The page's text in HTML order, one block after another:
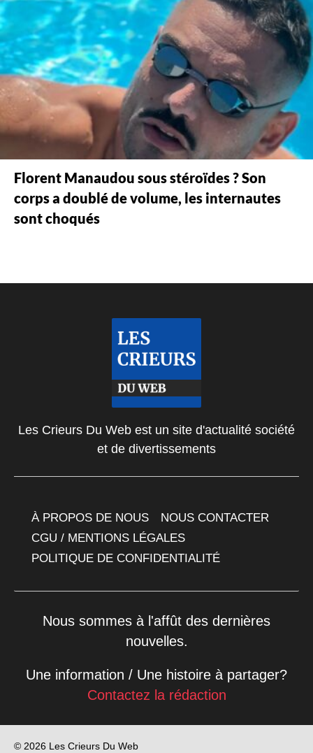
Florent Manaudou sous stéroïdes ? Son
corps a doublé de volume, les internautes
sont choqués
Les Crieurs Du Web est un site d'actualité société
et de divertissements
À PROPOS DE NOUS
NOUS CONTACTER
CGU / MENTIONS LÉGALES
POLITIQUE DE CONFIDENTIALITÉ
Nous sommes à l'affût des dernières
nouvelles.
Une information / Une histoire à partager?
Contactez la rédaction
© 2026 Les Crieurs Du Web